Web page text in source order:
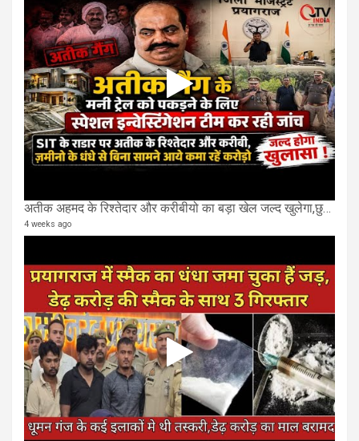
अतीक अहमद के रिश्तेदार और करीबीयो का बड़ा खेल जल्द खुलेगा,छुप कर करोड़ो कमाने वाले SIT के राडार पर
4 weeks ago